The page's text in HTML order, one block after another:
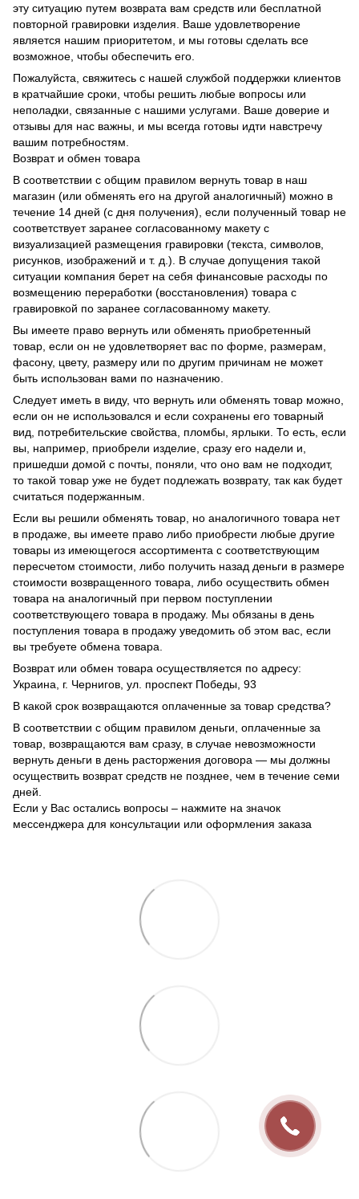
эту ситуацию путем возврата вам средств или бесплатной
повторной гравировки изделия. Ваше удовлетворение
является нашим приоритетом, и мы готовы сделать все
возможное, чтобы обеспечить его.
Пожалуйста, свяжитесь с нашей службой поддержки клиентов
в кратчайшие сроки, чтобы решить любые вопросы или
неполадки, связанные с нашими услугами. Ваше доверие и
отзывы для нас важны, и мы всегда готовы идти навстречу
вашим потребностям.
Возврат и обмен товара
В соответствии с общим правилом вернуть товар в наш
магазин (или обменять его на другой аналогичный) можно в
течение 14 дней (с дня получения), если полученный товар не
соответствует заранее согласованному макету с
визуализацией размещения гравировки (текста, символов,
рисунков, изображений и т. д.). В случае допущения такой
ситуации компания берет на себя финансовые расходы по
возмещению переработки (восстановления) товара с
гравировкой по заранее согласованному макету.
Вы имеете право вернуть или обменять приобретенный
товар, если он не удовлетворяет вас по форме, размерам,
фасону, цвету, размеру или по другим причинам не может
быть использован вами по назначению.
Следует иметь в виду, что вернуть или обменять товар можно,
если он не использовался и если сохранены его товарный
вид, потребительские свойства, пломбы, ярлыки. То есть, если
вы, например, приобрели изделие, сразу его надели и,
пришедши домой с почты, поняли, что оно вам не подходит,
то такой товар уже не будет подлежать возврату, так как будет
считаться подержанным.
Если вы решили обменять товар, но аналогичного товара нет
в продаже, вы имеете право либо приобрести любые другие
товары из имеющегося ассортимента с соответствующим
пересчетом стоимости, либо получить назад деньги в размере
стоимости возвращенного товара, либо осуществить обмен
товара на аналогичный при первом поступлении
соответствующего товара в продажу. Мы обязаны в день
поступления товара в продажу уведомить об этом вас, если
вы требуете обмена товара.
Возврат или обмен товара осуществляется по адресу:
Украина, г. Чернигов, ул. проспект Победы, 93
В какой срок возвращаются оплаченные за товар средства?
В соответствии с общим правилом деньги, оплаченные за
товар, возвращаются вам сразу, в случае невозможности
вернуть деньги в день расторжения договора — мы должны
осуществить возврат средств не позднее, чем в течение семи
дней.
Если у Вас остались вопросы – нажмите на значок
мессенджера для консультации или оформления заказа